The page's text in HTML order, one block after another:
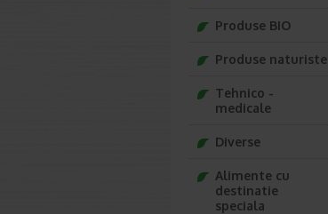
Produse BIO
Produse naturiste
Tehnico -
medicale
Diverse
Alimente cu
destinatie
speciala